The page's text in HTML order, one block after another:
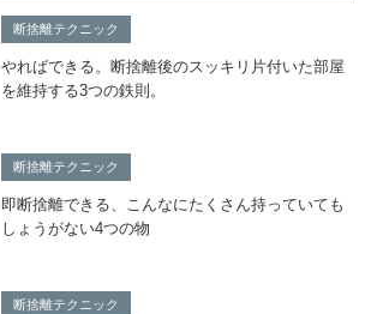
断捨離テクニック
やればできる。断捨離後のスッキリ片付いた部屋
を維持する3つの鉄則。
断捨離テクニック
即断捨離できる、こんなにたくさん持っていても
しょうがない4つの物
断捨離テクニック